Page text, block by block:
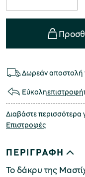
Δωρεάν αποστολή
Εύκοληεπιστροφή
Διαβάστε περισσότερα
Επιστροφές
ΠΕΡΙΓΡΑΦΗ
Το δάκρυ της